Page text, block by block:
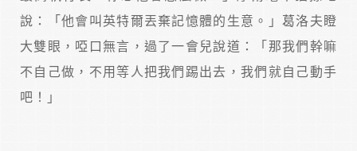
說：「他會叫英特爾丟棄記憶體的生意。」葛洛夫瞪
大雙眼，啞口無言，過了一會兒說道：「那我們幹嘛
不自己做，不用等人把我們踢出去，我們就自己動手
吧！」